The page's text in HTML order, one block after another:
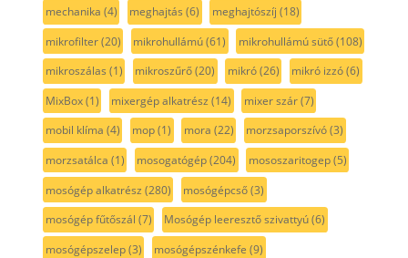
mechanika (4) meghajtás (6) meghajtószíj (18)
mikrofilter(20) mikrohullámú(61) mikrohullámú sütő(108)
mikroszálas (1) mikroszűrő(20) mikró(26) mikró izzó(6)
MixBox(1) mixergép alkatrész (14) mixer szár(7)
mobil klíma (4) mop(1) mora (22) morzsaporszívó(3)
morzsatálca (1) mosogatógép(204) mososzaritogep(5)
mosógép alkatrész (280) mosógépcső(3)
mosógép fűtőszál (7) Mosógép leeresztő szivattyú(6)
mosógépszelep(3) mosógépszénkefe (9)